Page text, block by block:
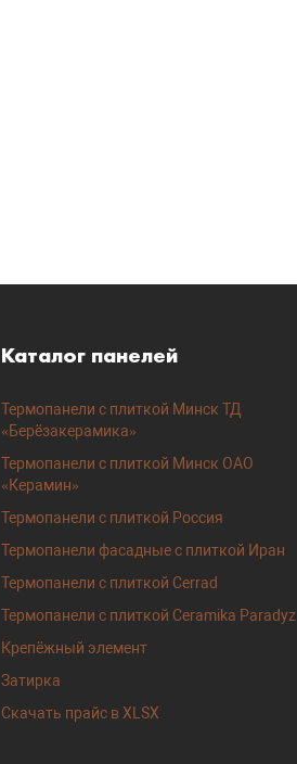
Каталог панелей
Термопанели с плиткой Минск ТД
«Берёзакерамика»
Термопанели с плиткой Минск ОАО
«Керамин»
Термопанели с плиткой Россия
Термопанели фасадные с плиткой Иран
Термопанели с плиткой Cerrad
Термопанели с плиткой Ceramika Paradyz
Крепёжный элемент
Затирка
Скачать прайс в XLSX